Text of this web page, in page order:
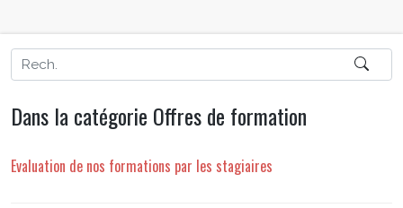
Dans la catégorie Offres de formation
Evaluation de nos formations par les stagiaires